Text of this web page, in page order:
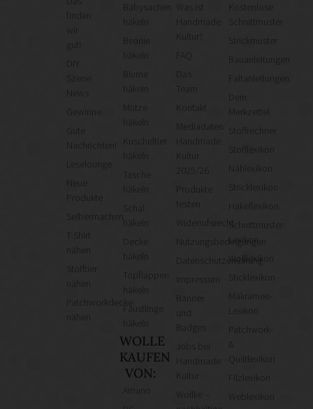
finden
gut!
News
Gute
Nachrichten!
Leselounge
Neue
Produkte
Selbermachen
T-Shirt
Stofftier
Patchworkdecke
häkeln
häkeln
Mütze
häkeln
Kuscheltier
Tasche
häkeln
häkeln
Topflappen
häkeln
Fäustlinge
häkeln
WOLLE
KAUFEN
VON:
Was ist
Kultur?
Das
Team
Kontakt
Mediadaten
Kultur
2025/26
Produkte
testen
Widerrufsrecht
Nutzungsbedingungen
Datenschutzerklärung
Kultur
Wollke –
Kostenlose
Schnittmuster
Strickmuster
Bauanleitungen
Faltanleitungen
Merkzettel
Stoffrechner
Stofflexikon
Nählexikon
Stricklexikon
Häkellexikon
Schnittmuster-
Lexikon
Wolllexikon
Sticklexikon
Makramee-
Lexikon
Patchwork-
&
Quiltlexikon
Filzlexikon
Weblexikon